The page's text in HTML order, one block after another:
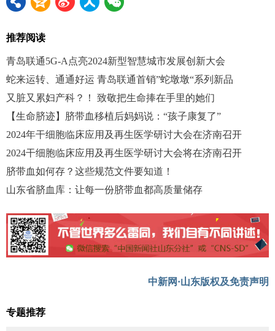
推荐阅读
青岛联通5G-A点亮2024新型智慧城市发展创新大会
蛇来运转、通通好运 青岛联通首销”蛇墩墩“系列新品
又脏又累妇产科？！ 致敬把生命捧在手里的她们
【生命脐迹】脐带血移植后妈妈说：“孩子康复了”
2024年干细胞临床应用及再生医学研讨大会在济南召开
2024干细胞临床应用及再生医学研讨大会将在济南召开
脐带血如何存？这些规范文件要知道！
山东省脐血库：让每一份脐带血都高质量储存
中新网·山东版权及免责声明
专题推荐